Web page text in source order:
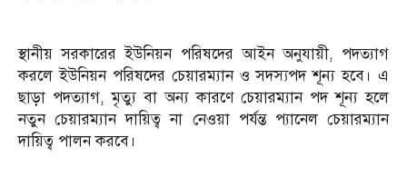
স্থানীয় সরকারের ইউনিয়ন পরিষদের আইন অনুযায়ী, পদত্যাগ
করলে ইউনিয়ন পরিষদের চেয়ারম্যান ও সদস্যপদ শূন্য হবে। এ
ছাড়া পদত্যাগ, মৃত্যু বা অন্য কারণে চেয়ারম্যান পদ শূন্য হলে
নতুন চেয়ারম্যান দায়িত্ব না নেওয়া পর্যন্ত প্যানেল চেয়ারম্যান
দায়িত্ব পালন করবে।